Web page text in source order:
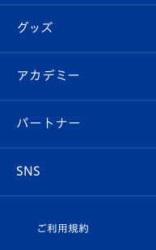
チケット
イベント
メディア
ホームタウン
スタッフプロフィール
マスコット紹介
はじめての観戦ガイド
Revive Team
ヴィヴィくんの長崎お
フォトギャラリー
スタジアムグルメ
チケット
V-LOVERS（ファンク
プレイヤーズスイート
グッズ
オンラインショップ
店舗情報
アカデミー
育成からのお知らせ
U-18
パートナー
SNS
ご利用規約